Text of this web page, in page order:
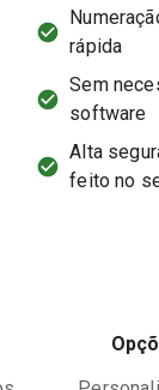
rápida
Sem
software
Alta
feito no